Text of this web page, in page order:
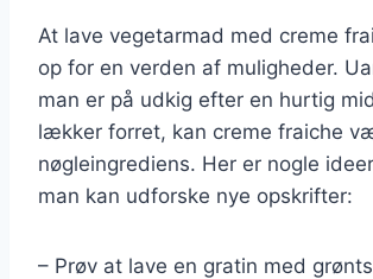
At lave vegetarmad med creme
op for en verden af muligheder.
man er på udkig efter en hurtig
lækker forret, kan creme fraiche
nøgleingrediens. Her er nogle
man kan udforske nye opskrifter:
– Prøv at lave en gratin med